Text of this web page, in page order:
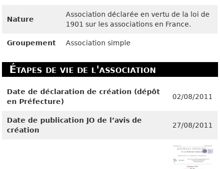
Nature
Association déclarée en vertu de la loi de
1901 sur les associations en France.
Groupement Association simple
Étapes de vie de l'association
Date de déclaration de création (dépôt
en Préfecture)
02/08/2011
Date de publication JO de l’avis de
création
27/08/2011